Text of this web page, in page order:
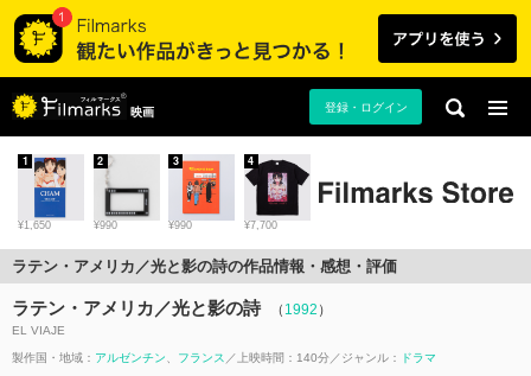
映画 登録・ログイン
¥1,650
1
¥990
2
¥990
3
¥7,700
4
ラテン・アメリカ／光と影の詩の作品情報・感想・評価
ラテン・アメリカ／光と影の詩 （ 1992 ）
EL VIAJE
製作国・地域： アルゼンチン フランス 上映時間：140分 ジャンル： ドラマ